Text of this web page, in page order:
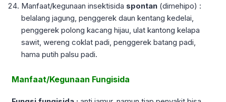
Manfaat/kegunaan insektisida spontan (dimehipo) :
belalang jagung, penggerek daun kentang kedelai,
penggerek polong kacang hijau, ulat kantong kelapa
sawit, wereng coklat padi, penggerek batang padi,
hama putih palsu padi.
Manfaat/Kegunaan Fungisida